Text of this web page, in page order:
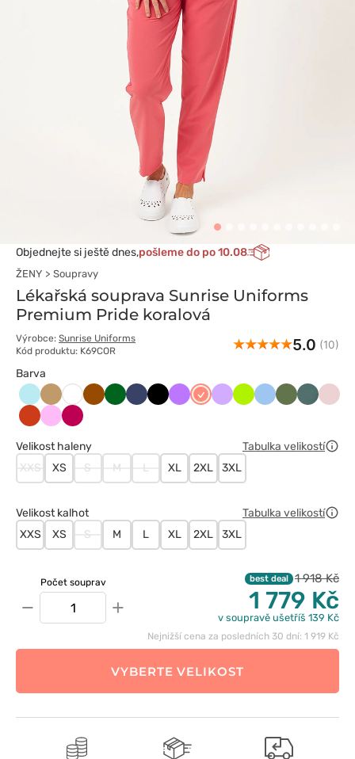
Objednejte si ještě dnes,pošleme do po 10.08
ŽENY Soupravy
Lékařská souprava Sunrise Uniforms
Premium Pride koralová
Výrobce: Sunrise Uniforms
Kód produktu: K69COR
5.0 (10)
Barva
Aqua Beżowy
Biały BrązowyButelkowa
CiemnyCzarnyFioletowy
KoralowyLawendowy
LimonkaNiebieskiOliwkowy
Pomarańczowy
RóżowyŚliwkowy
Velikost haleny
Tabulka velikostí
XXS
XS S M L XL 2XL 3XL
Velikost kalhot
Tabulka velikostí
XXS
XS S M L XL 2XL 3XL
Počet souprav
− +
best deal 1 918 Kč
1 779 Kč
v soupravě ušetříš 139 Kč
Nejnižší cena za posledních 30 dní: 1 919 Kč
VYBERTE VELIKOST